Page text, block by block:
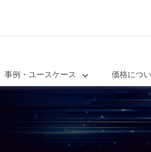
ソリューション
ばら積みピッキング
トレーtoトレー整列配膳
事例・ユースケース
動化
価格につ